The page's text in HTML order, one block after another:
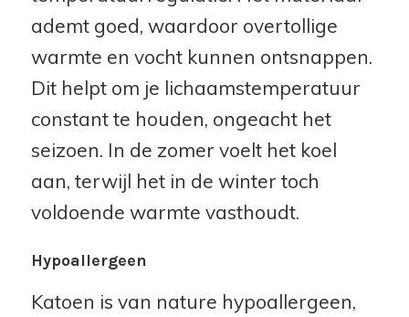
ademt goed, waardoor overtollige
warmte en vocht kunnen ontsnappen.
Dit helpt om je lichaamstemperatuur
constant te houden, ongeacht het
seizoen. In de zomer voelt het koel
aan, terwijl het in de winter toch
voldoende warmte vasthoudt.
Hypoallergeen
Katoen is van nature hypoallergeen,